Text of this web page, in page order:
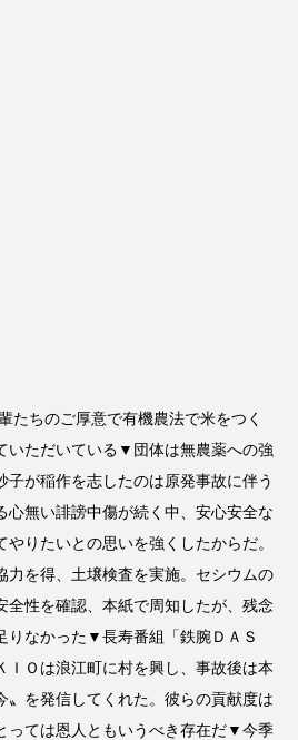
たちのご厚意で有機農法で米をつく
いただいている▼団体は無農薬への強
子が稲作を志したのは原発事故に伴う
心無い誹謗中傷が続く中、安心安全な
りたいとの思いを強くしたからだ。
力を得、土壌検査を実施。セシウムの
全性を確認、本紙で周知したが、残念
りなかった▼長寿番組「鉄腕ＤＡＳ
ＩＯは浪江町に村を興し、事故後は本
〟を発信してくれた。彼らの貢献度は
っては恩人ともいうべき存在だ▼今季